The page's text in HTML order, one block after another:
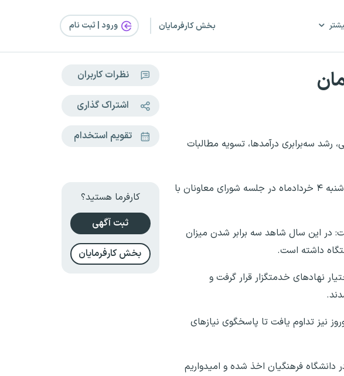
بخش کارفرمایان ورود | ثبت‌ نام
وزارت آموزش و پرورش از عبور این وزارتخانه از سال ۱۴۰۴ بدون بدهی، رشد سه‌برابری درآمدها، تسویه مطالبات
به گزارش ایسنا، علی فرهادی؛ معاون برنامه ریزی و توسعه منابع وزارت آموزش و پرورش، ظهر امروز، دوشنبه ۴ خردادماه در جلسه شورای معاونان با
رسانده است، گفت: در این سال شاهد سه برابر شدن میزان
داشته است.
عمومی اشاره کرد و افزود: در این مدت ۶۰۰۰ مدرسه در اختیار نهادهای خدمتگزار قرار گرفت و
نیز تداوم یافت تا پاسخگوی نیازهای
فرهنگیان اخذ شده و امیدواریم
نظرات کاربران
اشتراک گذاری
تقویم استخدام
کارفرما هستید؟
ثبت آگهی
بخش کارفرمایان